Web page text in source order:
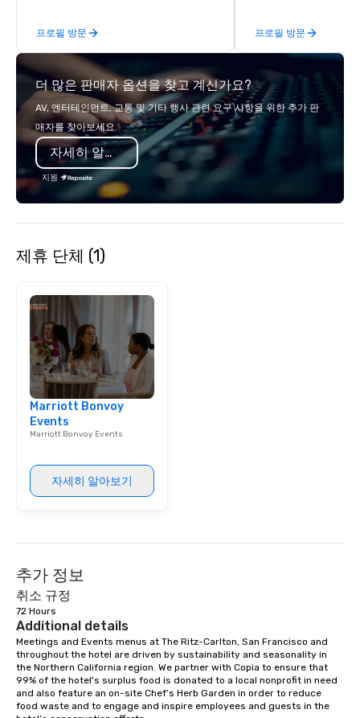
day hikes we provide luxury self-
guided inn-to-in walking vacations
from the gateway City of San
Francisco to the California wine
country with a focus on superb hiking,
lodging, food and wine. We also have
a Monterey Bay Trek.
프로필 방문
years of industry
commitment to
smart, reliable
make the end-user
seamless from start to
프로필 방문
더 많은 판매자 옵션을 찾고 계신가요?
AV, 엔터테인먼트, 교통 및 기타 행사 관련 요구 사항을 위한 추가 판
매자를 찾아보세요.
자세히 알아보기
지원
제휴 단체 (1)
Marriott Bonvoy
Events
Marriott Bonvoy Events
자세히 알아보기
추가 정보
취소 규정
72 Hours
Additional details
Meetings and Events menus at The Ritz-Carlton, San Francisco and
throughout the hotel are driven by sustainability and seasonality in
the Northern California region. We partner with Copia to ensure that
99% of the hotel's surplus food is donated to a local nonprofit in need
and also feature an on-site Chef’s Herb Garden in order to reduce
food waste and to engage and inspire employees and guests in the